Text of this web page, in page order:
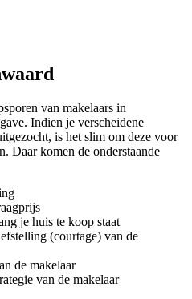
van makelaars in
Indien je verscheidene
is het slim om deze voor
Daar komen de onderstaande
je huis te koop staat
(courtage) van de
de makelaar
van de makelaar